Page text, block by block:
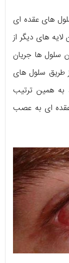
های عقده ای
های دیگر از
سلول ها جریان
طریق سلول های
به همین ترتیب
ای به عصب